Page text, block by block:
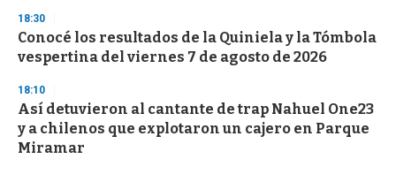
d
s
18:30
Conocé los resultados de la Quiniela y la Tómbola
vespertina del viernes 7 de agosto de 2026
18:10
Así detuvieron al cantante de trap Nahuel One23
y a chilenos que explotaron un cajero en Parque
Miramar